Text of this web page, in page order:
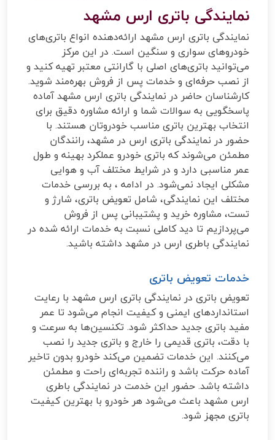
نمایندگی باتری ارس مشهد
نمایندگی باتری ارس مشهد ارائه‌دهنده انواع باتری‌های
خودروهای سواری و سنگین است. در این مرکز
می‌توانید باتری‌های اصلی با گارانتی معتبر تهیه کنید و
از نصب حرفه‌ای و خدمات پس از فروش بهره‌مند شوید.
کارشناسان حاضر در نمایندگی باتری ارس مشهد آماده
پاسخگویی به سوالات شما و ارائه مشاوره دقیق برای
انتخاب بهترین باتری مناسب خودروتان هستند. با
حضور در نمایندگی باتری ارس در مشهد، رانندگان
مطمئن می‌شوند که باتری خودرو عملکرد بهینه و طول
عمر مناسبی دارد و در شرایط مختلف آب و هوایی
مشکلی ایجاد نمی‌شود. در ادامه ، به بررسی خدمات
مختلف این نمایندگی، شامل تعویض باتری، شارژ و
تست، مشاوره خرید و پشتیبانی پس از فروش
می‌پردازیم تا دید کاملی نسبت به خدمات ارائه شده در
نمایندگی باطری ارس در مشهد داشته باشید.
خدمات تعویض باتری
تعویض باتری در نمایندگی باتری ارس مشهد با رعایت
استانداردهای ایمنی و کیفیت انجام می‌شود تا عمر
مفید باتری جدید حداکثر شود. تکنسین‌ها به سرعت و
با دقت، باتری قدیمی را خارج و باتری جدید را نصب
می‌کنند. این خدمات تضمین می‌کند خودرو بدون تاخیر
آماده حرکت باشد و راننده تجربه‌ای راحت و مطمئن
داشته باشد. حضور این خدمت در نمایندگی باطری
ارس مشهد باعث می‌شود هر خودرو با بهترین کیفیت
باتری مجهز شود.